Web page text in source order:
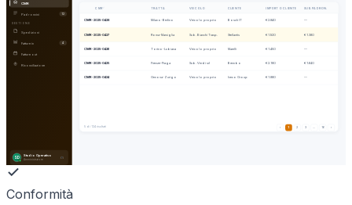
CMR
Padroncini 12
GESTIONE
Spedizioni
Fatture in 4
Fatture out
Riconciliazione
SD
Studio Operativo
Amministratore
CMR TRATTA VEICOLO CLIENTE IMPORTO CLIENTE SUB. PADRON.
CMR-2025-0428 Milano-Berlino Veicolo proprio Bosch IT € 2.840 —
CMR-2025-0427 Roma-Marsiglia Sub. Bianchi Trasp. Stellantis € 1.920 € 1.380
CMR-2025-0426 Torino-Lubiana Veicolo proprio Marelli € 1.450 —
CMR-2025-0425 Firenze-Praga Sub. Verdi srl Brembo € 2.180 € 1.640
CMR-2025-0424 Genova-Zurigo Veicolo proprio Iveco Group € 1.880 —
di 124 risultati ‹ 1 2 3 … 16 ›
Conformità